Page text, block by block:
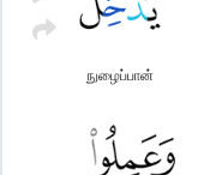
நுழைப்பான்